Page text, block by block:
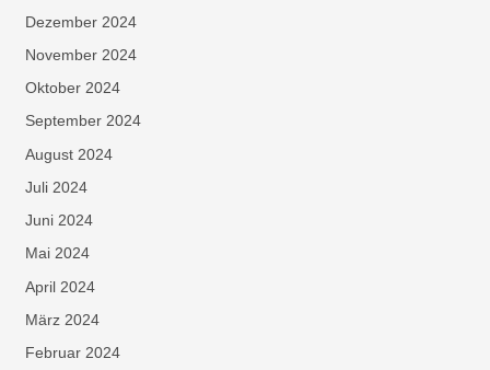
Dezember 2024
November 2024
Oktober 2024
September 2024
August 2024
Juli 2024
Juni 2024
Mai 2024
April 2024
März 2024
Februar 2024